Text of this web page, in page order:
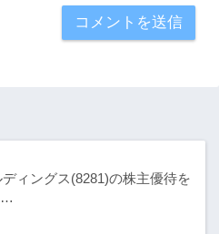
ィングス(8281)の株主優待を
…